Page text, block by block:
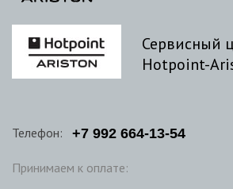
Сервисный
Hotpoint-
Телефон: +7 992 664-13-54
Принимаем к оплате: